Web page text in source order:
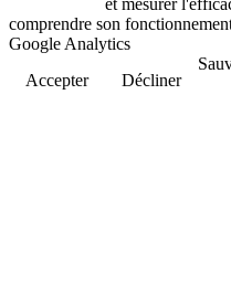
et mesurer
comprendre son
Google Analytics
Accepter
Décliner